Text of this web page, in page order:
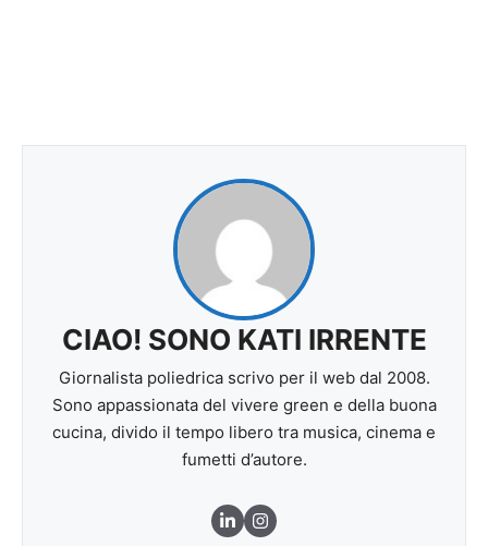
CIAO! SONO KATI IRRENTE
Giornalista poliedrica scrivo per il web dal 2008.
Sono appassionata del vivere green e della buona
cucina, divido il tempo libero tra musica, cinema e
fumetti d’autore.